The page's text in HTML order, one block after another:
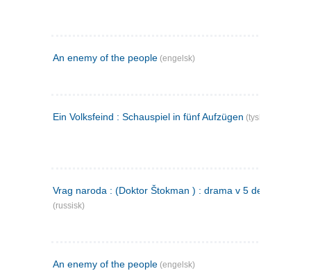
An enemy of the people (engelsk)
Ein Volksfeind : Schauspiel in fünf Aufzügen (tysk)
Vrag naroda : (Doktor Štokman ) : drama v 5 dejstvijach
(russisk)
An enemy of the people (engelsk)